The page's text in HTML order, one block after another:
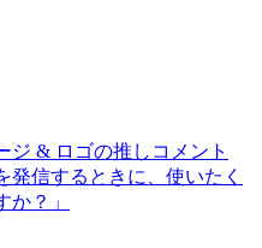
ジ & ロゴの推しコメント
発信するときに、使いたく
？」